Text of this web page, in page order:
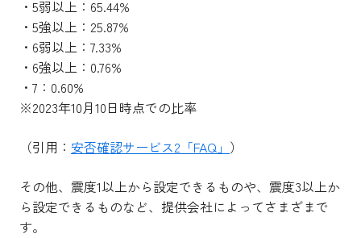
・5弱以上：65.44%
・5強以上：25.87%
・6弱以上：7.33%
・6強以上：0.76%
・7：0.60%
※2023年10月10日時点での比率
（引用： 安否確認サービス2「FAQ」 ）
その他、震度1以上から設定できるものや、震度3以上か
ら設定できるものなど、提供会社によってさまざまで
す。